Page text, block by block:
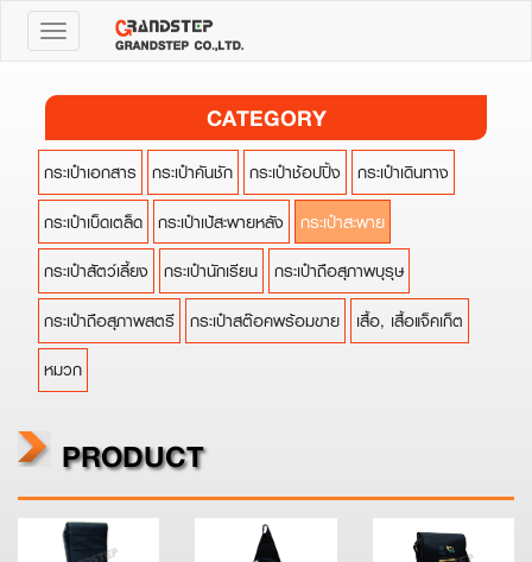
Toggle
CATEGORY
กระเป๋าเอกสาร กระเป๋าคันชัก กระเป๋าช้อปปิ้ง
กระเป๋าเดินทาง
กระเป๋าเบ็ดเตล็ด กระเป๋าเป้สะพายหลัง
กระเป๋าสะพาย
กระเป๋าสัตว์เลี้ยง
กระเป๋านักเรียน กระเป๋าถือสุภาพบุรุษ
กระเป๋าถือสุภาพสตรี กระเป๋าสต๊อคพร้อมขาย
เสื้อ, เสื้อแจ็คเก็ต
หมวก
PRODUCT